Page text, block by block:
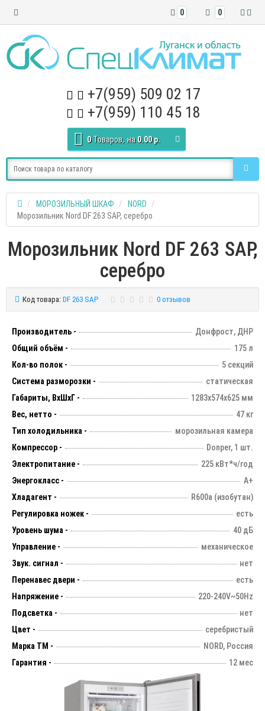
0
0
+7(959) 509 02 17
+7(959) 110 45 18
0 Tоваров, на 0.00 р.
МОРОЗИЛЬНЫЙ ШКАФ
NORD
Морозильник Nord DF 263 SAP, серебро
Морозильник Nord DF 263 SAP,
серебро
Код товара: DF 263 SAP 0 отзывов
Производитель -
Донфрост, ДНР
Общий объём -
175 л
Кол-во полок -
5 секций
Система разморозки -
статическая
Габариты, ВхШхГ -
1283х574х625 мм
Вес, нетто -
47 кг
Тип холодильника -
морозильная камера
Компрессор -
Donper, 1 шт.
Электропитание -
225 кВт*ч/год
Энергокласс -
А+
Хладагент -
R600a (изобутан)
Регулировка ножек -
есть
Уровень шума -
40 дБ
Управление -
механическое
Звук. сигнал -
нет
Перенавес двери -
есть
Напряжение -
220-240V~50Hz
Подсветка -
нет
Цвет -
серебристый
Марка ТМ -
NORD, Россия
Гарантия -
12 мес